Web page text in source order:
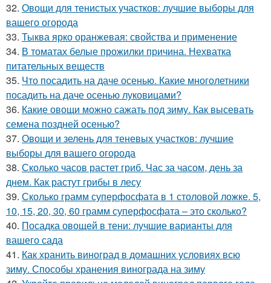
32. Овощи для тенистых участков: лучшие выборы для
вашего огорода
33. Тыква ярко оранжевая: свойства и применение
34. В томатах белые прожилки причина. Нехватка
питательных веществ
35. Что посадить на даче осенью. Какие многолетники
посадить на даче осенью луковицами?
36. Какие овощи можно сажать под зиму. Как высевать
семена поздней осенью?
37. Овощи и зелень для теневых участков: лучшие
выборы для вашего огорода
38. Сколько часов растет гриб. Час за часом, день за
днем. Как растут грибы в лесу
39. Сколько грамм суперфосфата в 1 столовой ложке. 5,
10, 15, 20, 30, 60 грамм суперфосфата – это сколько?
40. Посадка овощей в тени: лучшие варианты для
вашего сада
41. Как хранить виноград в домашних условиях всю
зиму. Способы хранения винограда на зиму